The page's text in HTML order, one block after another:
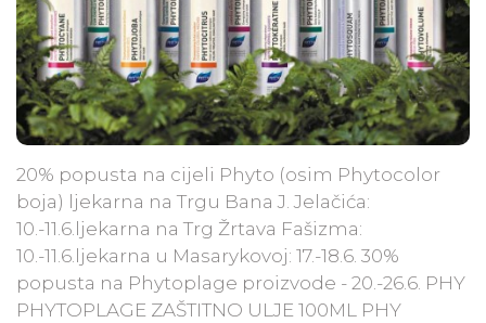
20% popusta na cijeli Phyto (osim Phytocolor
boja) ljekarna na Trgu Bana J. Jelačića:
10.-11.6.ljekarna na Trg Žrtava Fašizma:
10.-11.6.ljekarna u Masarykovoj: 17.-18.6. 30%
popusta na Phytoplage proizvode - 20.-26.6. PHY
PHYTOPLAGE ZAŠTITNO ULJE 100ML PHY